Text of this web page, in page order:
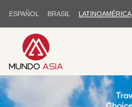
ESPAÑOL BRASIL LATINOAMÉRICA